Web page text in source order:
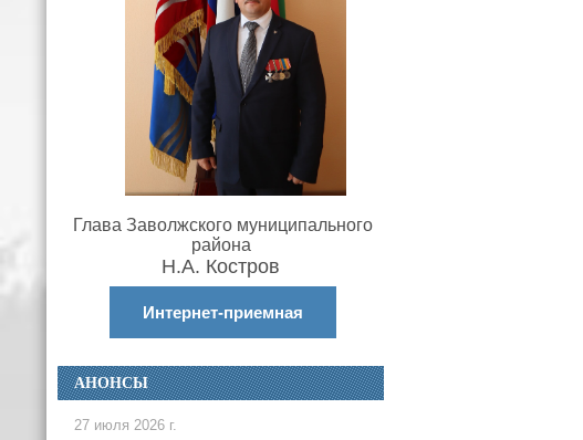
Глава Заволжского муниципального
района
Н.А. Костров
Интернет-приемная
АНОНСЫ
27 июля 2026 г.